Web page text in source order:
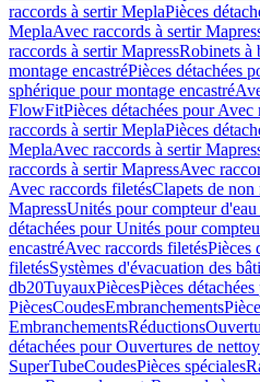
raccords à sertir MeplaPièces
MeplaAvec raccords à sertir
raccords à sertir MapressRobinets à
montage encastréPièces détachées
sphérique pour montage encastré
FlowFitPièces détachées pour
raccords à sertir MeplaPièces
MeplaAvec raccords à sertir
raccords à sertir MapressAvec
Avec raccords filetésClapets de non
MapressUnités pour compteur
détachées pour Unités pour
encastréAvec raccords filetésPièces
filetésSystèmes d'évacuation des
db20TuyauxPiècesPièces
PiècesCoudesEmbranchements
EmbranchementsRéductions
détachées pour Ouvertures de
SuperTubeCoudesPièces spéciales